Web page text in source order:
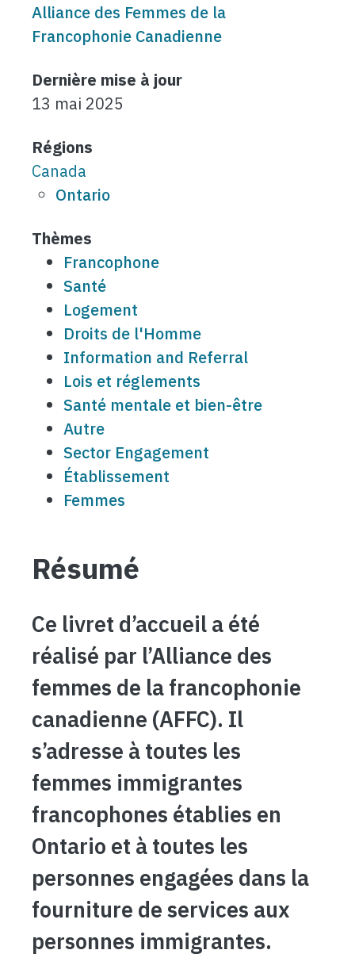
Alliance des Femmes de la
Francophonie Canadienne
Dernière mise à jour
13 mai 2025
Régions
Canada
Ontario
Thèmes
Francophone
Santé
Logement
Droits de l'Homme
Information and Referral
Lois et réglements
Santé mentale et bien-être
Autre
Sector Engagement
Établissement
Femmes
Résumé
Ce livret d’accueil a été
réalisé par l’Alliance des
femmes de la francophonie
canadienne (AFFC). Il
s’adresse à toutes les
femmes immigrantes
francophones établies en
Ontario et à toutes les
personnes engagées dans la
fourniture de services aux
personnes immigrantes.